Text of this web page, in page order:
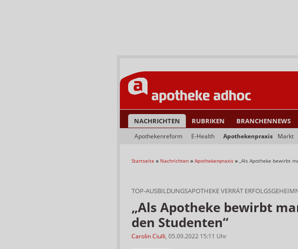
NACHRICHTEN RUBRIKEN BRANCHENNEWS
Apothekenreform E-Health Apothekenpraxis Markt
Startseite » Nachrichten » Apothekenpraxis » „Als Apotheke bewirbt
TOP-AUSBILDUNGSAPOTHEKE VERRÄT
„Als Apotheke bewirbt
den Studenten“
Carolin Ciulli, 05.09.2022 15:11 Uhr